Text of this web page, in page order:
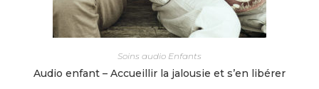
Soins audio Enfants
Audio enfant – Accueillir la jalousie et s’en libérer